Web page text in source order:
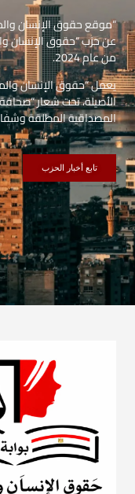
“موقع حقوق الإنسان
من عام 2024.
يعمل “حقوق الإنسان
الأصيلة، تحت شعار
المصداقية المطلقة
تابع أخبار الحزب